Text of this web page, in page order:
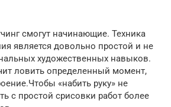
смогут начинающие. Техника
является довольно простой и не
художественных навыков.
ловить определенный момент,
«набить руку» не
с простой срисовки работ более